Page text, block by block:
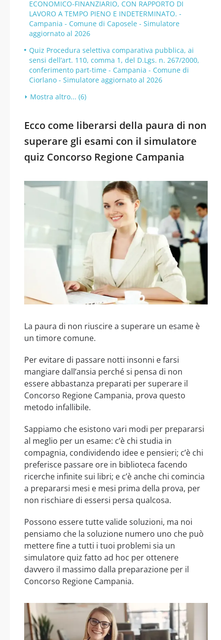
ECONOMICO-FINANZIARIO, CON RAPPORTO DI
LAVORO A TEMPO PIENO E INDETERMINATO. -
Campania - Comune di Caposele - Simulatore
aggiornato al 2026
Quiz Procedura selettiva comparativa pubblica, ai
sensi dell’art. 110, comma 1, del D.Lgs. n. 267/2000,
conferimento part-time - Campania - Comune di
Ciorlano - Simulatore aggiornato al 2026
Mostra altro... (6)
Ecco come liberarsi della paura di non
superare gli esami con il simulatore
quiz Concorso Regione Campania
La paura di non riuscire a superare un esame è
un timore comune.
Per evitare di passare notti insonni e farsi
mangiare dall’ansia perché si pensa di non
essere abbastanza preparati per superare il
Concorso Regione Campania, prova questo
metodo infallibile.
Sappiamo che esistono vari modi per prepararsi
al meglio per un esame: c’è chi studia in
compagnia, condividendo idee e pensieri; c’è chi
preferisce passare ore in biblioteca facendo
ricerche infinite sui libri; e c’è anche chi comincia
a prepararsi mesi e mesi prima della prova, per
non rischiare di essersi persa qualcosa.
Possono essere tutte valide soluzioni, ma noi
pensiamo che la soluzione numero uno che può
mettere fine a tutti i tuoi problemi sia un
simulatore quiz fatto ad hoc per ottenere
davvero il massimo dalla preparazione per il
Concorso Regione Campania.